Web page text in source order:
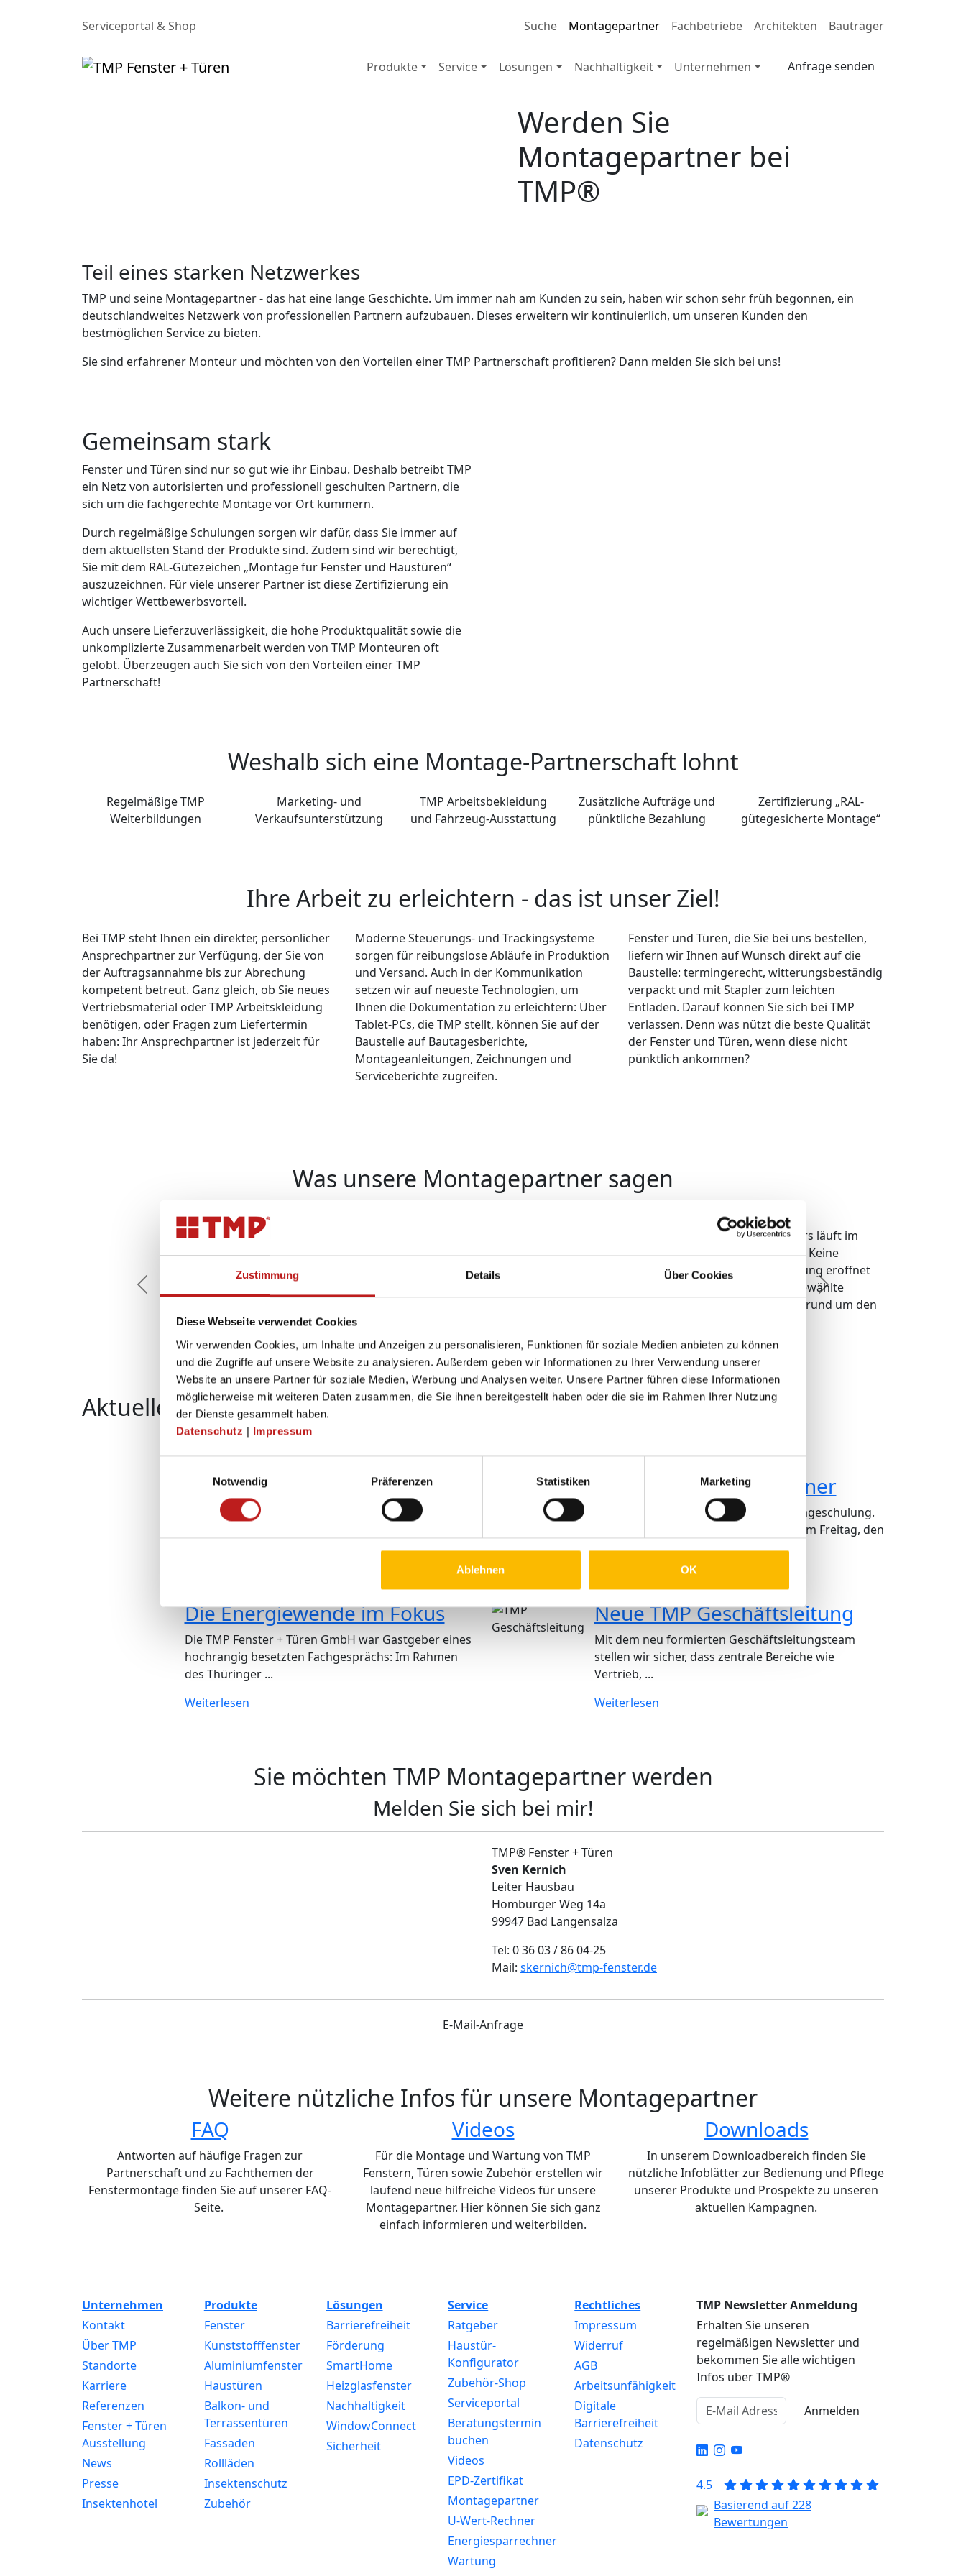
Zustimmung Details Über Cookies
Diese Webseite verwendet Cookies
Wir verwenden Cookies, um Inhalte und Anzeigen zu personalisieren, Funktionen für soziale Medien anbieten zu können
und die Zugriffe auf unsere Website zu analysieren. Außerdem geben wir Informationen zu Ihrer Verwendung unserer
Website an unsere Partner für soziale Medien, Werbung und Analysen weiter. Unsere Partner führen diese Informationen
möglicherweise mit weiteren Daten zusammen, die Sie ihnen bereitgestellt haben oder die sie im Rahmen Ihrer Nutzung
der Dienste gesammelt haben.
Datenschutz | Impressum
Notwendig
Präferenzen Statistiken Marketing
Ablehnen OK
Serviceportal & Shop Suche Montagepartner Fachbetriebe Architekten Bauträger
Produkte Service Lösungen Nachhaltigkeit Unternehmen Anfrage senden
Werden Sie
Montagepartner bei
TMP®
Teil eines starken Netzwerkes
TMP und seine Montagepartner - das hat eine lange Geschichte. Um immer nah am Kunden zu sein, haben wir schon sehr früh begonnen, ein
deutschlandweites Netzwerk von professionellen Partnern aufzubauen. Dieses erweitern wir kontinuierlich, um unseren Kunden den
bestmöglichen Service zu bieten.
Sie sind erfahrener Monteur und möchten von den Vorteilen einer TMP Partnerschaft profitieren? Dann melden Sie sich bei uns!
Gemeinsam stark
Fenster und Türen sind nur so gut wie ihr Einbau. Deshalb betreibt TMP
ein Netz von autorisierten und professionell geschulten Partnern, die
sich um die fachgerechte Montage vor Ort kümmern.
Durch regelmäßige Schulungen sorgen wir dafür, dass Sie immer auf
dem aktuellsten Stand der Produkte sind. Zudem sind wir berechtigt,
Sie mit dem RAL-Gütezeichen „Montage für Fenster und Haustüren“
auszuzeichnen. Für viele unserer Partner ist diese Zertifizierung ein
wichtiger Wettbewerbsvorteil.
Auch unsere Lieferzuverlässigkeit, die hohe Produktqualität sowie die
unkomplizierte Zusammenarbeit werden von TMP Monteuren oft
gelobt. Überzeugen auch Sie sich von den Vorteilen einer TMP
Partnerschaft!
Weshalb sich eine Montage-Partnerschaft lohnt
Regelmäßige TMP
Weiterbildungen
Marketing- und
Verkaufsunterstützung
TMP Arbeitsbekleidung
und Fahrzeug-Ausstattung
Zusätzliche Aufträge und
pünktliche Bezahlung
Zertifizierung „RAL-
gütegesicherte Montage“
Ihre Arbeit zu erleichtern - das ist unser Ziel!
Bei TMP steht Ihnen ein direkter, persönlicher
Ansprechpartner zur Verfügung, der Sie von
der Auftragsannahme bis zur Abrechung
kompetent betreut. Ganz gleich, ob Sie neues
Vertriebsmaterial oder TMP Arbeitskleidung
benötigen, oder Fragen zum Liefertermin
haben: Ihr Ansprechpartner ist jederzeit für
Sie da!
Moderne Steuerungs- und Trackingsysteme
sorgen für reibungslose Abläufe in Produktion
und Versand. Auch in der Kommunikation
setzen wir auf neueste Technologien, um
Ihnen die Dokumentation zu erleichtern: Über
Tablet-PCs, die TMP stellt, können Sie auf der
Baustelle auf Bautagesberichte,
Montageanleitungen, Zeichnungen und
Serviceberichte zugreifen.
Fenster und Türen, die Sie bei uns bestellen,
liefern wir Ihnen auf Wunsch direkt auf die
Baustelle: termingerecht, witterungsbeständig
verpackt und mit Stapler zum leichten
Entladen. Darauf können Sie sich bei TMP
verlassen. Denn was nützt die beste Qualität
der Fenster und Türen, wenn diese nicht
pünktlich ankommen?
Was unsere Montagepartner sagen
Schon über 20 Jahre lang bin ich Partner von TMP. Seit der Umgestaltung des Lagers läuft im
Versand und bei der Bereitstellung von Auträgen zur Selbstabholung alles optimal: Keine
Wartezeiten, kein Suchen. Alles steht bereits da. Als die Fenster- und Türenausstellung eröffnet
wurde, bin ich mehr in die Kundenberatung eingestiegen. TMP übergibt nun ausgewählte
Kunden an mich und ich bespreche mit ihnen die praktischen Details, zum Beispiel rund um den
Einbau vor Ort.
Uwe Maiwald, UM-Montagen
Zurück Weiter
Aktuelle Unternehmensnachrichten
Wenn der Fensterbauer den
Mittelstand in die Zukunft
einlädt
Dienstagabend, TMP Panorama – der
Bauelementeherstellers. Wo sonst ...
Montageschulung für
Fachbetriebe und Partner
Volles Haus bei der diesjährigen Montageschulung.
Mit der Schulung für den Fachhandel am Freitag, den
20. März ...
Die Energiewende im Fokus
Die TMP Fenster + Türen GmbH war Gastgeber eines
hochrangig besetzten Fachgesprächs: Im Rahmen
des Thüringer ...
Weiterlesen
Neue TMP Geschäftsleitung
Mit dem neu formierten Geschäftsleitungsteam
stellen wir sicher, dass zentrale Bereiche wie
Vertrieb, ...
Weiterlesen
Sie möchten TMP Montagepartner werden
Melden Sie sich bei mir!
TMP® Fenster + Türen
Sven Kernich
Leiter Hausbau
Homburger Weg 14a
99947 Bad Langensalza
Tel: 0 36 03 / 86 04-25
Mail: skernich@tmp-fenster.de
E-Mail-Anfrage
Weitere nützliche Infos für unsere Montagepartner
FAQ
Antworten auf häufige Fragen zur
Partnerschaft und zu Fachthemen der
Fenstermontage finden Sie auf unserer FAQ-
Seite.
Videos
Für die Montage und Wartung von TMP
Fenstern, Türen sowie Zubehör erstellen wir
laufend neue hilfreiche Videos für unsere
Montagepartner. Hier können Sie sich ganz
einfach informieren und weiterbilden.
Downloads
In unserem Downloadbereich finden Sie
nützliche Infoblätter zur Bedienung und Pflege
unserer Produkte und Prospekte zu unseren
aktuellen Kampagnen.
Unternehmen
Kontakt
Über TMP
Standorte
Karriere
Referenzen
Fenster + Türen
Ausstellung
News
Presse
Insektenhotel
Produkte
Fenster
Kunststofffenster
Aluminiumfenster
Haustüren
Balkon- und
Terrassentüren
Fassaden
Rollläden
Insektenschutz
Zubehör
Lösungen
Barrierefreiheit
Förderung
SmartHome
Heizglasfenster
Nachhaltigkeit
WindowConnect
Sicherheit
Service
Ratgeber
Haustür-
Konfigurator
Zubehör-Shop
Serviceportal
Beratungstermin
buchen
Videos
EPD-Zertifikat
Montagepartner
U-Wert-Rechner
Energiesparrechner
Wartung
Rechtliches
Impressum
Widerruf
AGB
Arbeitsunfähigkeit
Digitale
Barrierefreiheit
Datenschutz
TMP Newsletter Anmeldung
Erhalten Sie unseren
regelmäßigen Newsletter und
bekommen Sie alle wichtigen
Infos über TMP®
Anmelden
4.5
Basierend auf 228
Bewertungen